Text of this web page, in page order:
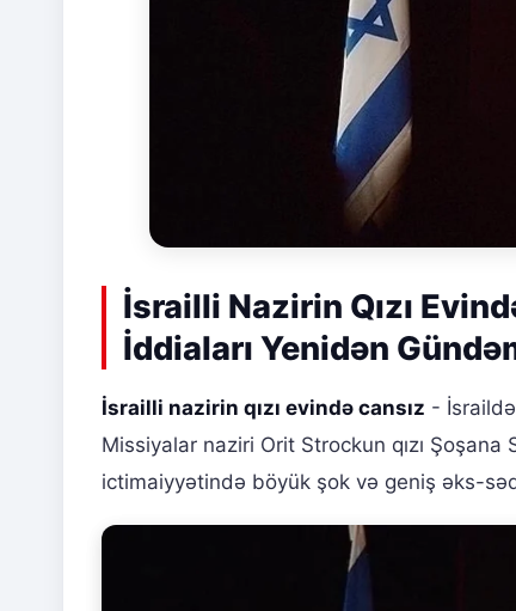
İsrailli Nazirin Qızı
İddiaları Yenidən
İsrailli nazirin qızı evində cansız - İsraildə
Missiyalar naziri Orit Strockun qızı
ictimaiyyətində böyük şok və geniş əks-